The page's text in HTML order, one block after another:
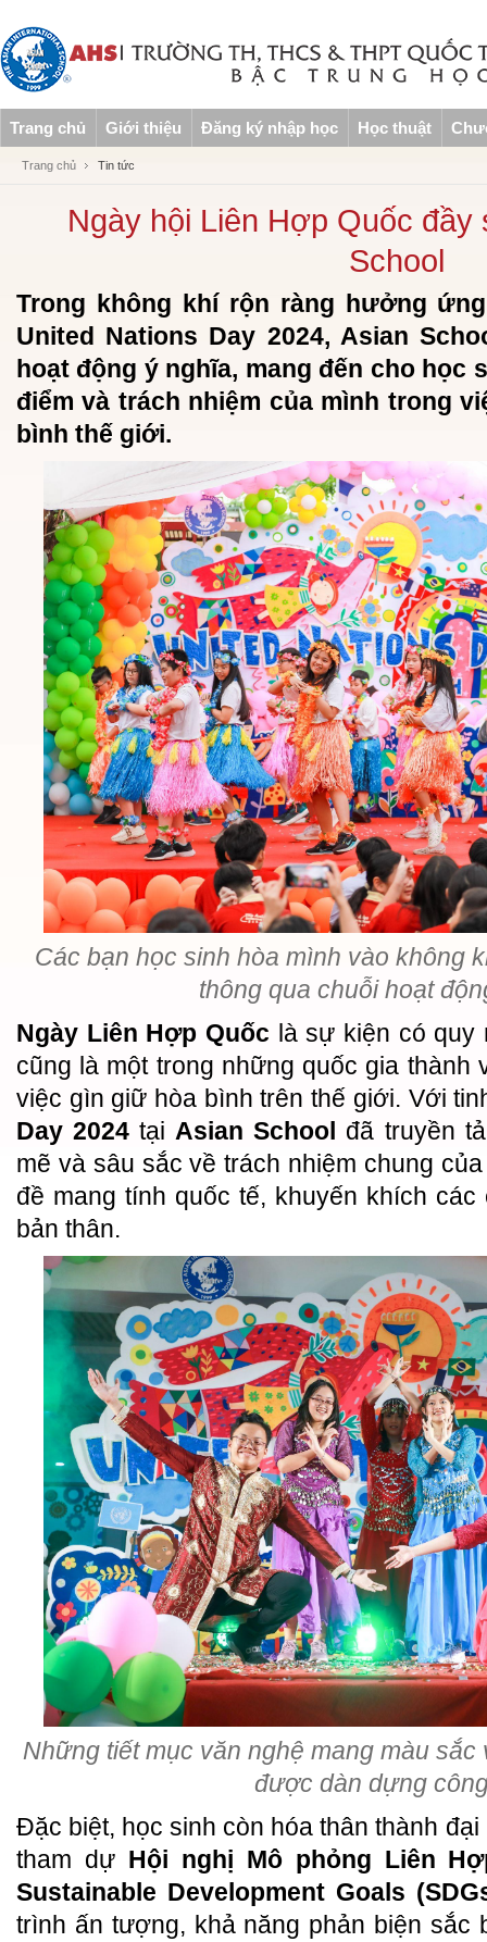
Trang chủ Giới thiệu Đăng ký nhập học Học thuật
Trang chủ Tin tức
Ngày hội Liên Hợp Quốc đầy
School
Trong không khí rộn ràng hưởng
United Nations Day 2024, Asian
hoạt động ý nghĩa, mang đến cho học
điểm và trách nhiệm của mình trong
bình thế giới.
Các bạn học sinh hòa mình vào không
thông qua chuỗi hoạt
Ngày Liên Hợp Quốc là sự kiện có quy
cũng là một trong những quốc gia thành
việc gìn giữ hòa bình trên thế giới. Với
Day 2024 tại Asian School đã truyền
mẽ và sâu sắc về trách nhiệm chung
đề mang tính quốc tế, khuyến khích
bản thân.
Những tiết mục văn nghệ mang màu
được dàn dựng
Đặc biệt, học sinh còn hóa thân thành
tham dự Hội nghị Mô phỏng Liên
Sustainable Development Goals
trình ấn tượng, khả năng phản biện sắc